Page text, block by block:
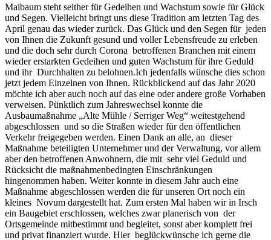
Maibaum steht seither für Gedeihen und Wachstum sowie für Glück
und Segen. Vielleicht bringt uns diese Tradition am letzten Tag des
April genau das wieder zurück. Das Glück und den Segen für jeden
von Ihnen die Zukunft gesund und voller Lebensfreude zu erleben
und die doch sehr durch Corona betroffenen Branchen mit einem
wieder erstarkten Gedeihen und guten Wachstum für ihre Geduld
und ihr Durchhalten zu belohnen.Ich jedenfalls wünsche dies schon
jetzt jedem Einzelnen von Ihnen. Rückblickend auf das Jahr 2020
möchte ich aber auch noch auf das eine oder andere große Vorhaben
verweisen. Pünktlich zum Jahreswechsel konnte die
Ausbaumaßnahme „Alte Mühle / Serriger Weg“ weitestgehend
abgeschlossen und so die Straßen wieder für den öffentlichen
Verkehr freigegeben werden. Einen Dank an alle, an dieser
Maßnahme beteiligten Unternehmer und der Verwaltung, vor allem
aber den betroffenen Anwohnern, die mit sehr viel Geduld und
Rücksicht die maßnahmenbedingten Einschränkungen
hingenommen haben. Weiter konnte in diesem Jahr auch eine
Maßnahme abgeschlossen werden die für unseren Ort noch ein
kleines Novum dargestellt hat. Zum ersten Mal haben wir in Irsch
ein Baugebiet erschlossen, welches zwar planerisch von der
Ortsgemeinde mitbestimmt und begleitet, sonst aber komplett frei
und privat finanziert wurde. Hier beglückwünsche ich gerne die